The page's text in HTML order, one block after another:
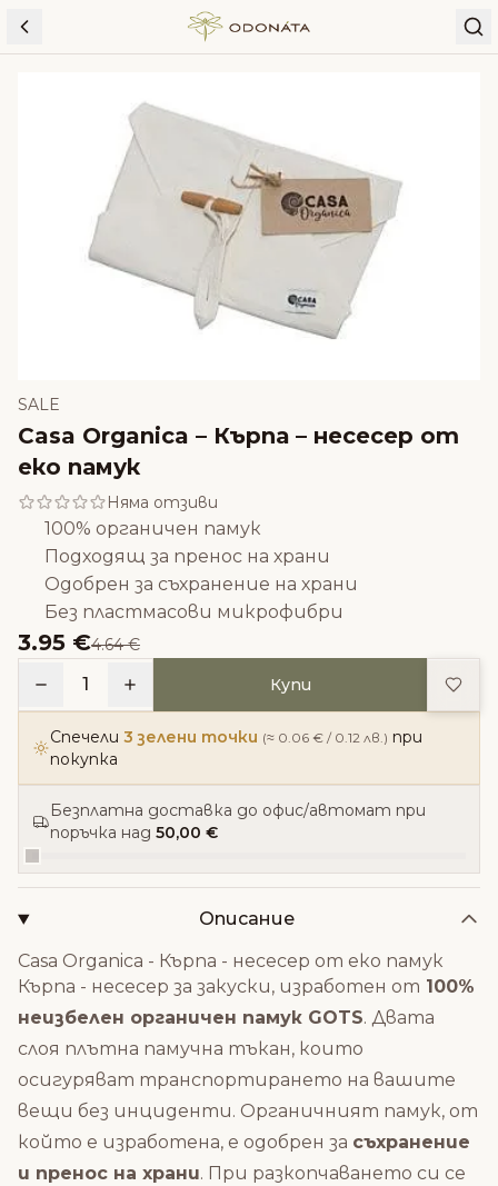
Skip to content
SALE
Casa Organica – Кърпа – несесер от
еко памук
Няма отзиви
100% органичен памук
Подходящ за пренос на храни
Одобрен за съхранение на храни
Без пластмасови микрофибри
3.95 €4.64 €
1 Купи
Спечели 3 зелени точки (≈ 0.06 € / 0.12 лв.) при
покупка
Безплатна доставка до офис/автомат при
поръчка над 50,00 €
Описание
Casa Organica - Кърпа - несесер от еко памук
Кърпа - несесер за закуски, изработен от 100%
неизбелен органичен памук GOTS. Двата
слоя плътна памучна тъкан, които
осигуряват транспортирането на вашите
вещи без инциденти. Органичният памук, от
който е изработена, е одобрен за съхранение
и пренос на храни. При разкопчаването си се